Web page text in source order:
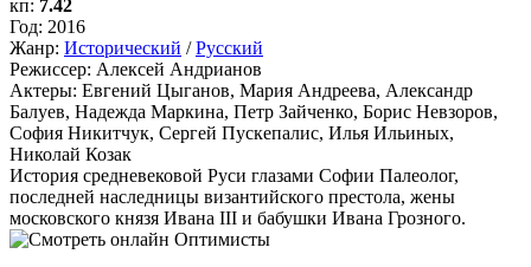
кп: 7.42
Год: 2016
Жанр: Исторический /Русский
Режиссер: Алексей Андрианов
Актеры: Евгений Цыганов, Мария Андреева, Александр
Балуев, Надежда Маркина, Петр Зайченко, Борис Невзоров,
София Никитчук, Сергей Пускепалис, Илья Ильиных,
Николай Козак
История средневековой Руси глазами Софии Палеолог,
последней наследницы византийского престола, жены
московского князя Ивана III и бабушки Ивана Грозного.